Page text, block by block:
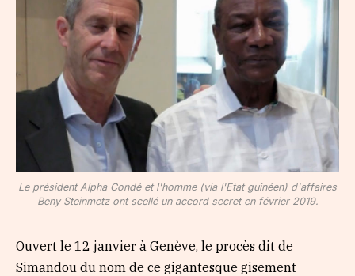
Le président Alpha Condé et l'homme (via l'Etat guinéen) d'affaires
Beny Steinmetz ont scellé un accord secret en février 2019.
Ouvert le 12 janvier à Genève, le procès dit de
Simandou du nom de ce gigantesque gisement